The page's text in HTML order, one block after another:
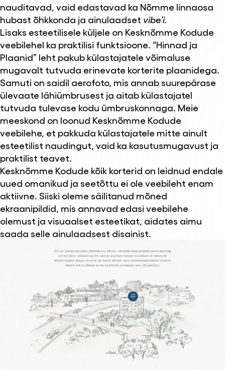
nauditavad, vaid edastavad ka Nõmme linnaosa
hubast õhkkonda ja ainulaadset vibe’i.
Lisaks esteetilisele küljele on Kesknõmme Kodude
veebilehel ka praktilisi funktsioone. “Hinnad ja
Plaanid” leht pakub külastajatele võimaluse
mugavalt tutvuda erinevate korterite plaanidega.
Samuti on saidil aerofoto, mis annab suurepärase
ülevaate lähiümbrusest ja aitab külastajatel
tutvuda tulevase kodu ümbruskonnaga. Meie
meeskond on loonud Kesknõmme Kodude
veebilehe, et pakkuda külastajatele mitte ainult
esteetilist naudingut, vaid ka kasutusmugavust ja
praktilist teavet.
Kesknõmme Kodude kõik korterid on leidnud endale
uued omanikud ja seetõttu ei ole veebileht enam
aktiivne. Siiski oleme säilitanud mõned
ekraanipildid, mis annavad edasi veebilehe
olemust ja visuaalset esteetikat, aidates aimu
saada selle ainulaadsest disainist.